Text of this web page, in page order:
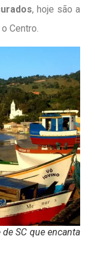
, hoje são a
Centro.
SC que encanta